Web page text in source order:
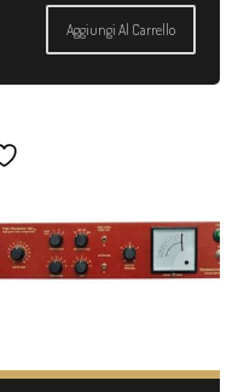
Aggiungi Al Carrello